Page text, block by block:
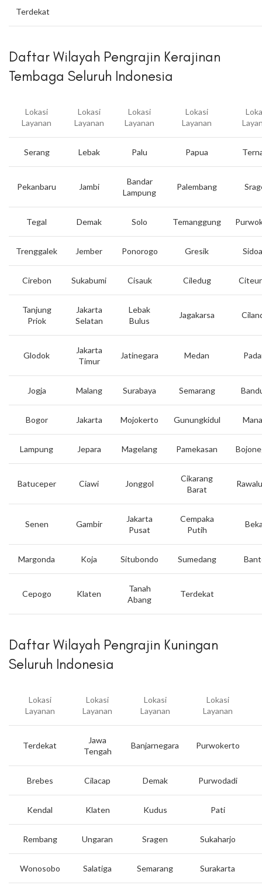
Terdekat
Daftar Wilayah Pengrajin Kerajinan
Tembaga Seluruh Indonesia
Lokasi
Layanan
Lokasi
Layanan
Lokasi
Layanan
Lokasi
Layanan
Serang Lebak Palu Papua
Pekanbaru Jambi
Bandar
Lampung
Palembang
Tegal Demak Solo Temanggung
Trenggalek Jember Ponorogo Gresik
Cirebon Sukabumi Cisauk Ciledug
Tanjung
Priok
Jakarta
Selatan
Lebak
Bulus
Jagakarsa
Glodok
Jakarta
Timur
Jatinegara Medan
Jogja Malang Surabaya Semarang
Bogor Jakarta Mojokerto Gunungkidul
Lampung Jepara Magelang Pamekasan
Batuceper Ciawi Jonggol
Cikarang
Barat
Senen Gambir
Jakarta
Pusat
Cempaka
Putih
Margonda Koja Situbondo Sumedang
Cepogo Klaten
Tanah
Abang
Terdekat
Daftar Wilayah Pengrajin Kuningan
Seluruh Indonesia
Lokasi
Layanan
Lokasi
Layanan
Lokasi
Layanan
Lokasi
Layanan
Terdekat
Jawa
Tengah
Banjarnegara Purwokerto
Brebes Cilacap Demak Purwodadi
Kendal Klaten Kudus Pati
Rembang Ungaran Sragen Sukaharjo
Wonosobo Salatiga Semarang Surakarta